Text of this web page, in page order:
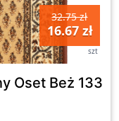
32.75 zł
16.67 zł
szt
Oset Beż 133Cm